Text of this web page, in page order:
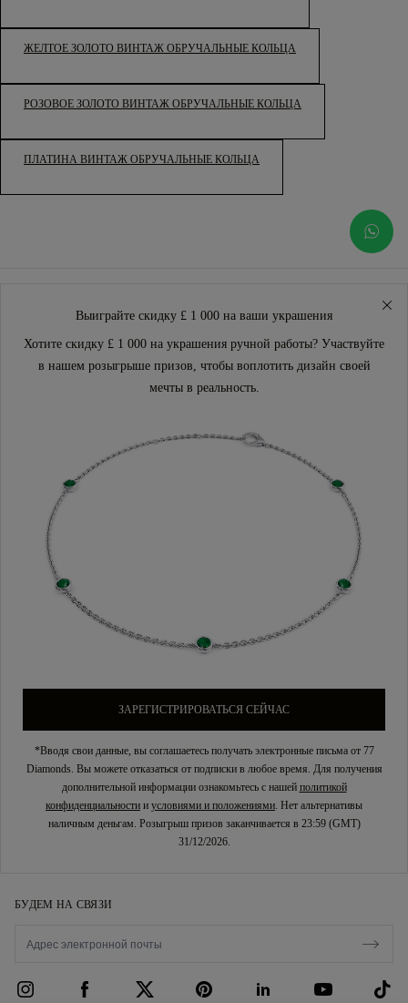
ЖЕЛТОЕ ЗОЛОТО ВИНТАЖ ОБРУЧАЛЬНЫЕ КОЛЬЦА
РОЗОВОЕ ЗОЛОТО ВИНТАЖ ОБРУЧАЛЬНЫЕ КОЛЬЦА
ПЛАТИНА ВИНТАЖ ОБРУЧАЛЬНЫЕ КОЛЬЦА
Выиграйте скидку £ 1 000 на ваши украшения
Хотите скидку £ 1 000 на украшения ручной работы? Участвуйте
в нашем розыгрыше призов, чтобы воплотить дизайн своей
мечты в реальность.
ЗАРЕГИСТРИРОВАТЬСЯ СЕЙЧАС
*Вводя свои данные, вы соглашаетесь получать электронные письма от 77
Diamonds. Вы можете отказаться от подписки в любое время. Для получения
дополнительной информации ознакомьтесь с нашей политикой
конфиденциальности и условиями и положениями. Нет альтернативы
наличным деньгам. Розыгрыш призов заканчивается в 23:59 (GMT)
31/12/2026.
БУДЕМ НА СВЯЗИ